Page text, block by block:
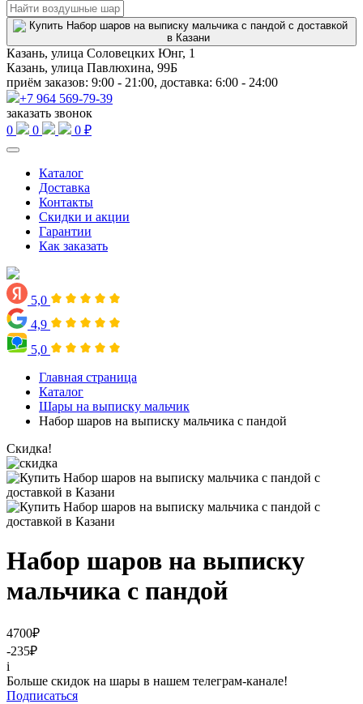
Казань, улица Соловецких Юнг, 1
Казань, улица Павлюхина, 99Б
приём заказов: 9:00 - 21:00, доставка: 6:00 - 24:00
+7 964 569-79-39
заказать звонок
0
0 0 ₽
Каталог
Доставка
Контакты
Скидки и акции
Гарантии
Как заказать
5,0
4,9
5,0
Главная страница
Каталог
Шары на выписку мальчик
Набор шаров на выписку мальчика с пандой
Скидка!
Набор шаров на выписку
мальчика с пандой
4700₽
-235₽
i
Больше скидок на шары в нашем телеграм-канале!
Подписаться